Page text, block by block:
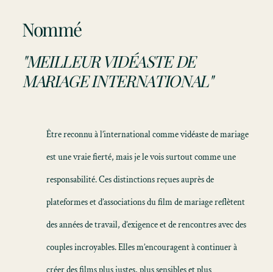
Nommé
"MEILLEUR VIDÉASTE DE
MARIAGE INTERNATIONAL"
Être reconnu à l’international commevidéaste de mariage
est une vraie fierté, mais je le vois surtout comme une
responsabilité. Ces distinctions reçues auprès de
plateformes et d’associations du film de mariage reflètent
des années de travail, d’exigence et de rencontres avec des
couples incroyables. Elles m’encouragent à continuer à